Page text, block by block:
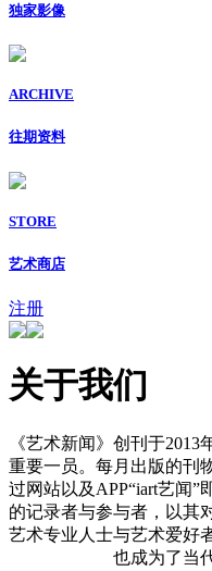
独家影像
ARCHIVE
往期资料
STORE
艺术商店
注册
关于我们
《艺术新闻》创刊于
重要一员。每月出版的刊
过网站以及APP“iart艺闻
的记录者与参与者，以其
艺术专业人士与艺术爱好
也成为了当